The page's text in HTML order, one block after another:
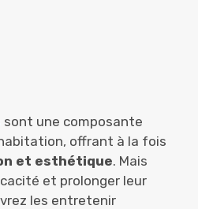
sont une composante
offrant à la fois
et esthétique. Mais
et prolonger leur
les entretenir